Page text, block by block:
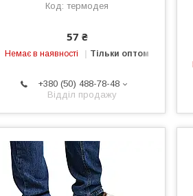
термодея
57 ₴
Немає в наявності Тільки оптом
+380 (50) 488-78-48
Відділ продажу